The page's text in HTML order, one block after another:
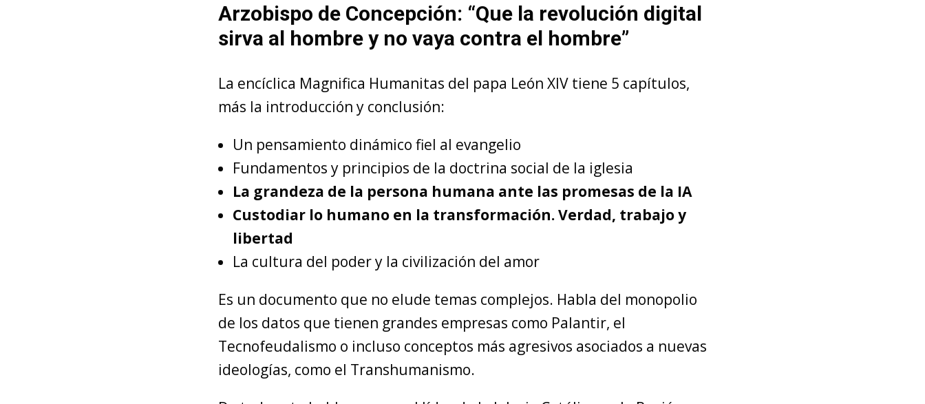
Arzobispo de Concepción: “Que la revolución digital
sirva al hombre y no vaya contra el hombre”
La encíclica Magnifica Humanitas del papa León XIV tiene 5 capítulos,
más la introducción y conclusión:
Un pensamiento dinámico fiel al evangelio
Fundamentos y principios de la doctrina social de la iglesia
La grandeza de la persona humana ante las promesas de la IA
Custodiar lo humano en la transformación. Verdad, trabajo y
libertad
La cultura del poder y la civilización del amor
Es un documento que no elude temas complejos. Habla del monopolio
de los datos que tienen grandes empresas como Palantir, el
Tecnofeudalismo o incluso conceptos más agresivos asociados a nuevas
ideologías, como el Transhumanismo.